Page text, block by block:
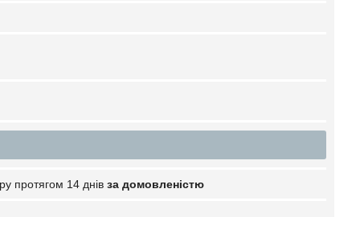
протягом 14 днів за домовленістю